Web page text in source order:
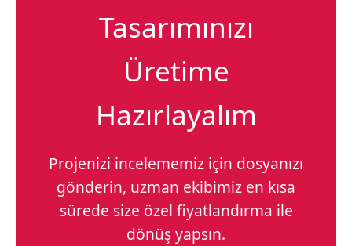
Tasarımınızı
Üretime
Hazırlayalım
Projenizi incelememiz için dosyanızı
gönderin, uzman ekibimiz en kısa
sürede size özel fiyatlandırma ile
dönüş yapsın.